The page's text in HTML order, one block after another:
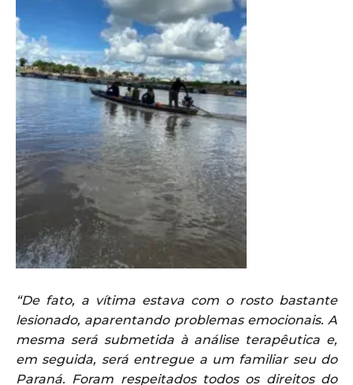
“De fato, a vítima estava com o rosto bastante
lesionado, aparentando problemas emocionais. A
mesma será submetida à análise terapêutica e,
em seguida, será entregue a um familiar seu do
Paraná. Foram respeitados todos os direitos do